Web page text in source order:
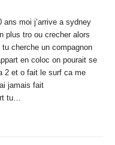
moi j’arrive a sydney
plus tro ou crecher alors
cherche un compagnon
en coloc on pourait se
2 et o fait le surf ca me
jamais fait
tu…